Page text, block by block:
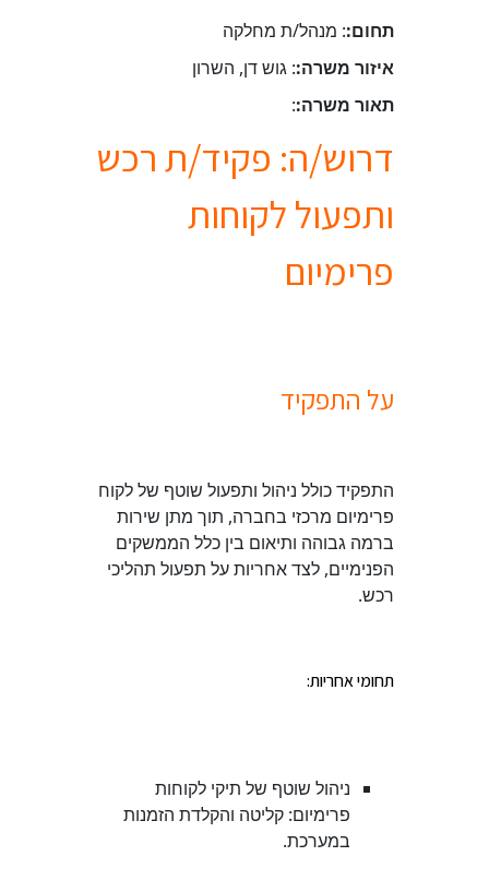
תחום:: מנהל/ת מחלקה
איזור משרה:: גוש דן, השרון
תאור משרה::
דרוש/ה: פקיד/ת רכש
ותפעול לקוחות
פרימיום
על התפקיד
התפקיד כולל ניהול ותפעול שוטף של לקוח
פרימיום מרכזי בחברה, תוך מתן שירות
ברמה גבוהה ותיאום בין כלל הממשקים
הפנימיים, לצד אחריות על תפעול תהליכי
רכש.
תחומי אחריות:
ניהול שוטף של תיקי לקוחות
פרימיום: קליטה והקלדת הזמנות
במערכת.